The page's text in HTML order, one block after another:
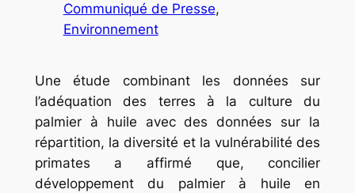
Communiqué de Presse
Environnement
Une étude combinant les données sur
l’adéquation des terres à la culture du
palmier à huile avec des données sur la
répartition, la diversité et la vulnérabilité des
primates a affirmé que, concilier
développement du palmier à huile en